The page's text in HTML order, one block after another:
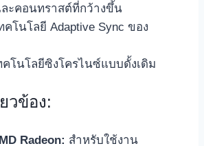
ะคอนทราสต์ที่กว้างขึ้น
คโนโลยี Adaptive Sync ของ
คโนโลยีซิงโครไนซ์แบบดั้งเดิม
วข้อง:
Radeon: สำหรับใช้งาน